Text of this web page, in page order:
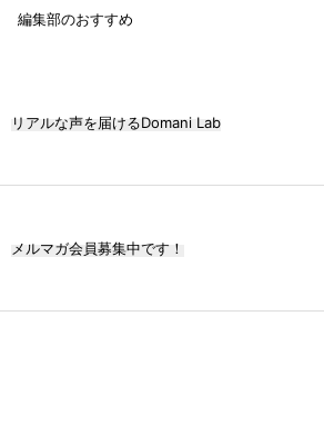
編集部のおすすめ
リアルな声を届けるDomani Lab
メルマガ会員募集中です！